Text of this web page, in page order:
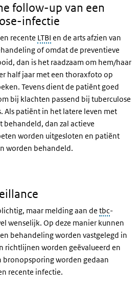
follow-up van een
infectie
recente LTBI en de arts afzien van
of omdat de preventieve
dan is het raadzaam om hem/haar
half jaar met een thoraxfoto op
Tevens dient de patiënt goed
bij klachten passend bij tuberculose
Als patiënt in het latere leven met
behandeld, dan zal actieve
worden uitgesloten en patiënt
worden behandeld.
maar melding aan de tbc-
wenselijk. Op deze manier kunnen
behandeling worden vastgelegd in
richtlijnen worden geëvalueerd en
bronopsporing worden gedaan
recente infectie.